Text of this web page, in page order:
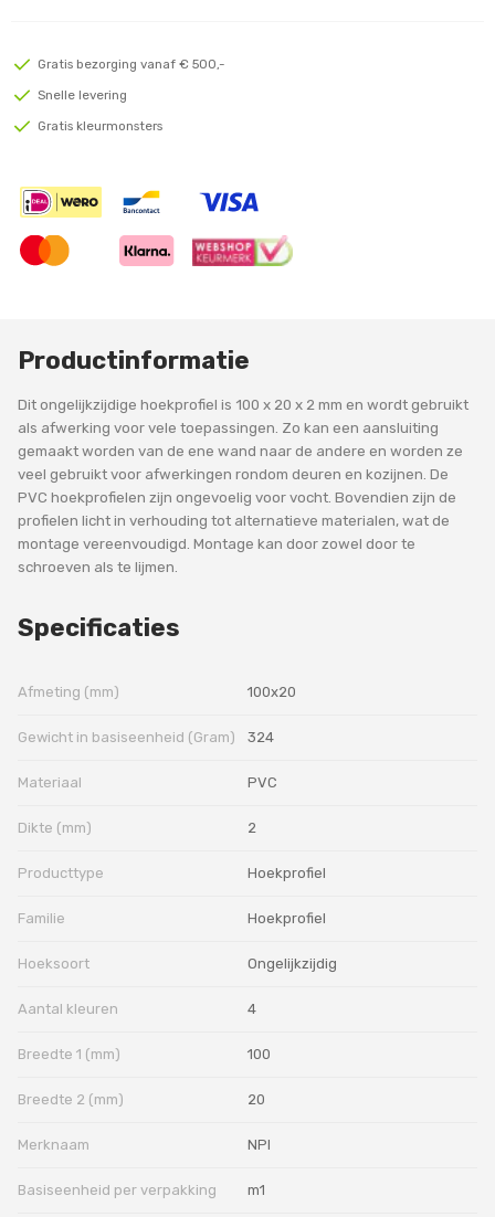
Gratis bezorging vanaf € 500,-
Snelle levering
Gratis kleurmonsters
Productinformatie
Dit ongelijkzijdige hoekprofiel is 100 x 20 x 2 mm en wordt gebruikt
als afwerking voor vele toepassingen. Zo kan een aansluiting
gemaakt worden van de ene wand naar de andere en worden ze
veel gebruikt voor afwerkingen rondom deuren en kozijnen. De
PVC hoekprofielen zijn ongevoelig voor vocht. Bovendien zijn de
profielen licht in verhouding tot alternatieve materialen, wat de
montage vereenvoudigd. Montage kan door zowel door te
schroeven als te lijmen.
Specificaties
Afmeting (mm) 100x20
Gewicht in basiseenheid (Gram) 324
Materiaal PVC
Dikte (mm) 2
Producttype Hoekprofiel
Familie Hoekprofiel
Hoeksoort Ongelijkzijdig
Aantal kleuren 4
Breedte 1 (mm) 100
Breedte 2 (mm) 20
Merknaam NPI
Basiseenheid per verpakking m1